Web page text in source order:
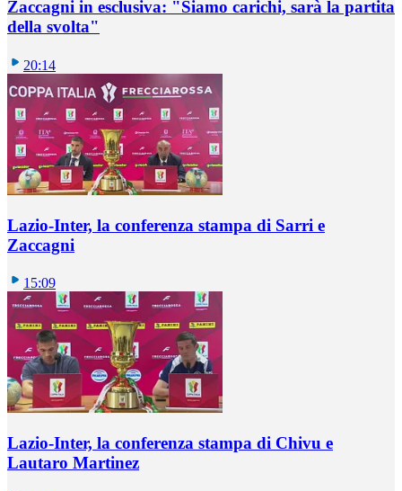
Zaccagni in esclusiva: "Siamo carichi, sarà la partita
della svolta"
20:14
Lazio-Inter, la conferenza stampa di Sarri e
Zaccagni
15:09
Lazio-Inter, la conferenza stampa di Chivu e
Lautaro Martinez